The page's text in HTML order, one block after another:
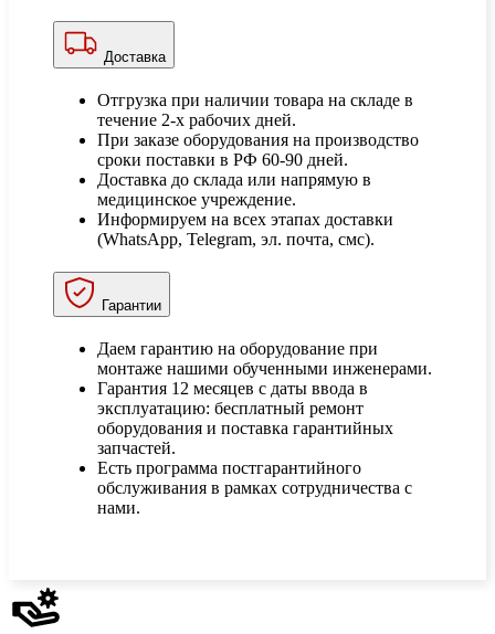
Доставка
Отгрузка при наличии товара на складе в
течение 2-х рабочих дней.
При заказе оборудования на производство
сроки поставки в РФ 60-90 дней.
Доставка до склада или напрямую в
медицинское учреждение.
Информируем на всех этапах доставки
(WhatsApp, Telegram, эл. почта, смс).
Гарантии
Даем гарантию на оборудование при
монтаже нашими обученными инженерами.
Гарантия 12 месяцев с даты ввода в
эксплуатацию: бесплатный ремонт
оборудования и поставка гарантийных
запчастей.
Есть программа постгарантийного
обслуживания в рамках сотрудничества с
нами.